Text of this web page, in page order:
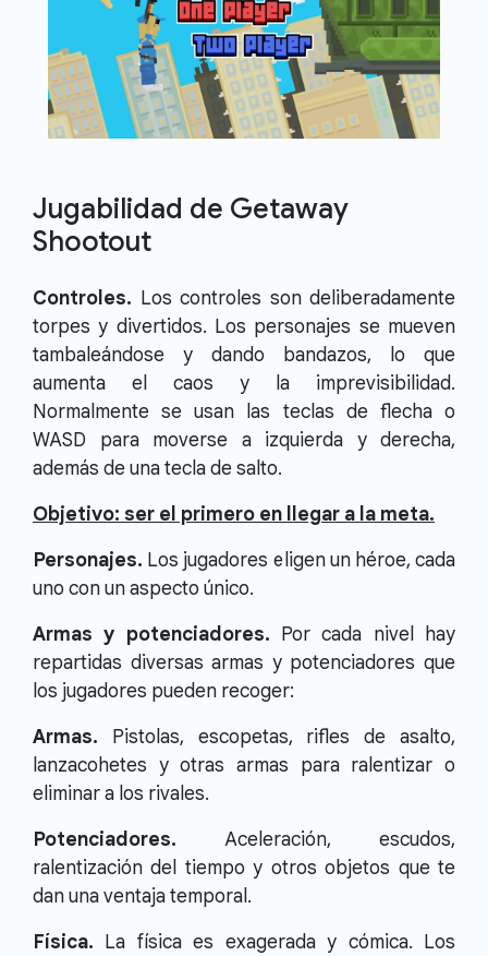
Jugabilidad de Getaway
Shootout
Controles. Los controles son deliberadamente
torpes y divertidos. Los personajes se mueven
tambaleándose y dando bandazos, lo que
aumenta el caos y la imprevisibilidad.
Normalmente se usan las teclas de flecha o
WASD para moverse a izquierda y derecha,
además de una tecla de salto.
Objetivo: ser el primero en llegar a la meta.
Personajes. Los jugadores eligen un héroe, cada
uno con un aspecto único.
Armas y potenciadores. Por cada nivel hay
repartidas diversas armas y potenciadores que
los jugadores pueden recoger:
Armas. Pistolas, escopetas, rifles de asalto,
lanzacohetes y otras armas para ralentizar o
eliminar a los rivales.
Potenciadores. Aceleración, escudos,
ralentización del tiempo y otros objetos que te
dan una ventaja temporal.
Física. La física es exagerada y cómica. Los